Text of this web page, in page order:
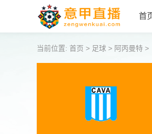
首
当前位置: 首页 > 足球 > 阿丙曼特 >